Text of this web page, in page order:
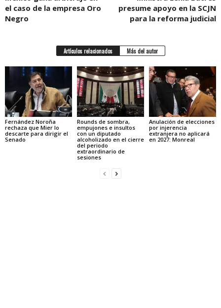
el caso de la empresa Oro
Negro
presume apoyo en la SCJN
para la reforma judicial
Artículos relacionados Más del autor
Fernández Noroña
rechaza que Mier lo
descarte para dirigir el
Senado
Rounds de sombra,
empujones e insultos
con un diputado
alcoholizado en el cierre
del periodo
extraordinario de
sesiones
Anulación de elecciones
por injerencia
extranjera no aplicará
en 2027: Monreal